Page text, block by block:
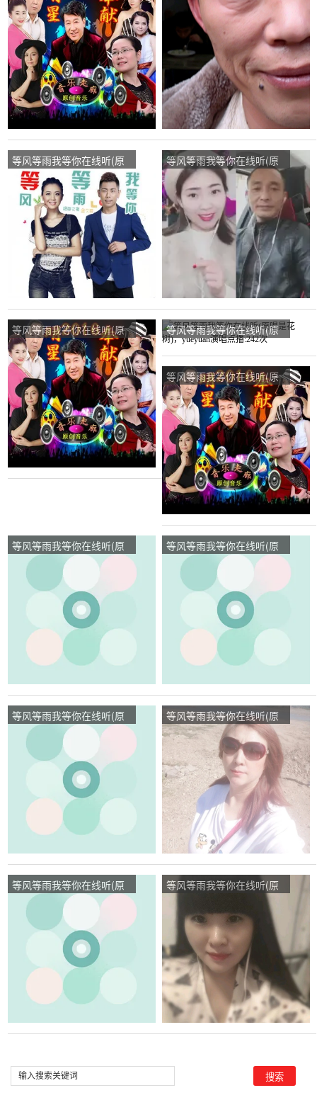
唱是花树)，向着幸福前进
演唱点播:86次
唱是花树)，向往未来演唱
点播:14次
等风等雨我等你在线听(原
唱是杨梓文祺/金久哲)，金
鱼情歌未来演唱点播:294次
等风等雨我等你在线听(原
唱是杨梓文祺/金久哲)，奈
&叶演唱点播:983次
等风等雨我等你在线听(原
唱是花树)，轻瑶细雨演唱
点播:89次
等风等雨我等你在线听(原
唱是花树)，yueyuan演唱
点播:242次
等风等雨我等你在线听(原
唱是花树)，开心就好演唱
点播:91次
等风等雨我等你在线听(原
唱是音乐走廊/歌一生)，迎
客松珍惜演唱点播:131次
等风等雨我等你在线听(原
唱是音乐走廊/歌一生)，晓
梦演唱点播:39次
等风等雨我等你在线听(原
唱是音乐走廊/歌一生)，寒
秋【一品传媒】演唱点
等风等雨我等你在线听(原
唱是花树)，老佛爷演唱点
播:55次
等风等雨我等你在线听(原
唱是音乐走廊/歌一生)，我
还是原来的我，回复不周请
谅解！演唱点播:182次
等风等雨我等你在线听(原
唱是音乐走廊/歌一生)，纳
兰青青演唱点播:47次